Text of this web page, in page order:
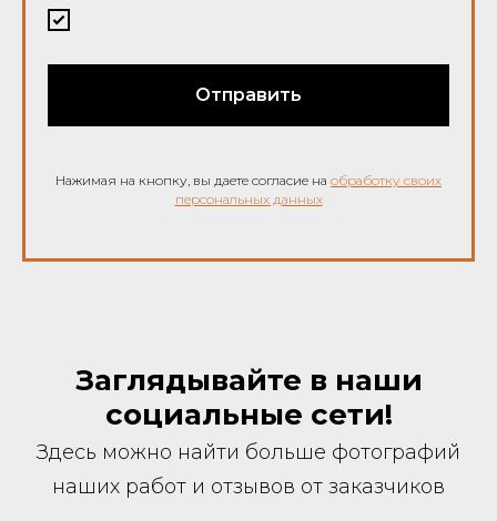
Отправить
Нажимая на кнопку, вы даете согласие на обработку своих
персональных данных
Заглядывайте в наши
социальные сети!
Здесь можно найти больше фотографий
наших работ и отзывов от заказчиков